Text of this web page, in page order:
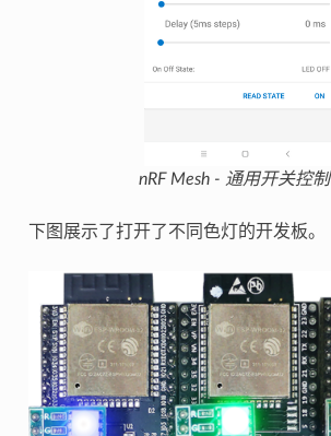
nRF Mesh - 通用开关控制
下图展示了打开了不同色灯的开发板。